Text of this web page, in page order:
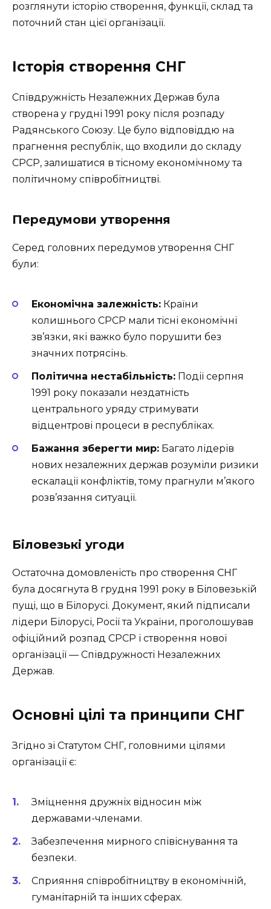
розглянути історію створення, функції, склад та
поточний стан цієї організації.
Історія створення СНГ
Співдружність Незалежних Держав була
створена у грудні 1991 року після розпаду
Радянського Союзу. Це було відповіддю на
прагнення республік, що входили до складу
СРСР, залишатися в тісному економічному та
політичному співробітництві.
Передумови утворення
Серед головних передумов утворення СНГ
були:
Економічна залежність: Країни
колишнього СРСР мали тісні економічні
зв’язки, які важко було порушити без
значних потрясінь.
Політична нестабільність: Події серпня
1991 року показали нездатність
центрального уряду стримувати
відцентрові процеси в республіках.
Бажання зберегти мир: Багато лідерів
нових незалежних держав розуміли ризики
ескалації конфліктів, тому прагнули м’якого
розв’язання ситуації.
Біловезькі угоди
Остаточна домовленість про створення СНГ
була досягнута 8 грудня 1991 року в Біловезькій
пущі, що в Білорусі. Документ, який підписали
лідери Білорусі, Росії та України, проголошував
офіційний розпад СРСР і створення нової
організації — Співдружності Незалежних
Держав.
Основні цілі та принципи СНГ
Згідно зі Статутом СНГ, головними цілями
організації є:
Зміцнення дружніх відносин між
державами-членами.
Забезпечення мирного співіснування та
безпеки.
Сприяння співробітництву в економічній,
гуманітарній та інших сферах.